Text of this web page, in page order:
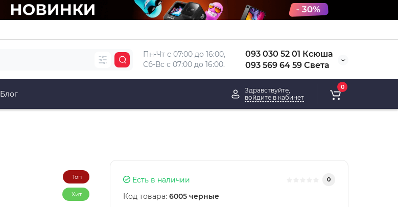
Пн-Чт с 07:00 до 16:00,
Сб-Вс с 07:00 до 16:00.
093 030 52 01 Ксюша
093 569 64 59 Света
Блог
Здравствуйте,
войдите в кабинет
0
Топ
Хит
Есть в наличии 0
Код товара: 6005 черные